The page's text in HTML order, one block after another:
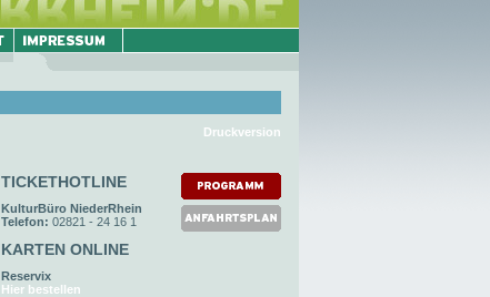
Druckversion
TICKETHOTLINE
KulturBüro NiederRhein
Telefon: 02821 - 24 16 1
KARTEN ONLINE
Reservix
Hier bestellen